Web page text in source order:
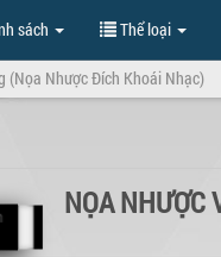
sách Thể loại
(Nọa Nhược Đích Khoái Nhạc)
NỌA NHƯỢC